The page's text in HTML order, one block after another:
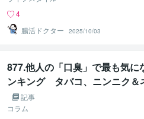
4
腸活ドクター
2025/10/03
877.他人の「口臭」で最も気に
ンキング タバコ、ニンニク＆
った1位は？
記事
コラム